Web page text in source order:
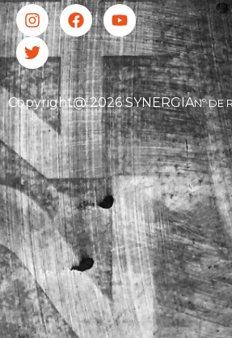
Copyright@ 2026 SYNERGIANº DE